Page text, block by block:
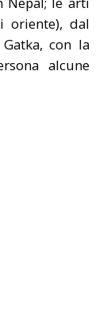
oriente), dal
con la
alcune